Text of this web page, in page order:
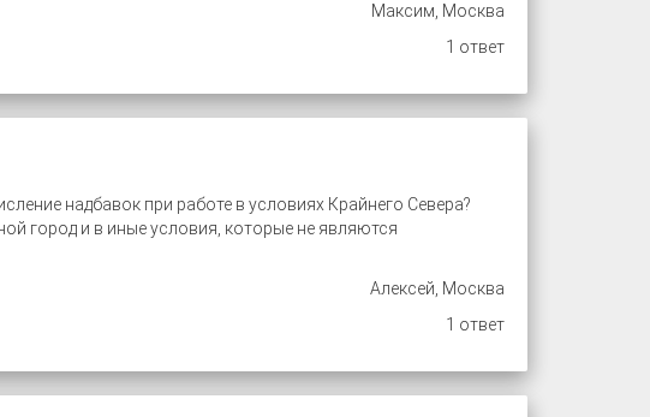
Максим, Москва
1 ответ
надбавок при работе в условиях Крайнего Севера?
город и в иные условия, которые не являются
Алексей, Москва
1 ответ